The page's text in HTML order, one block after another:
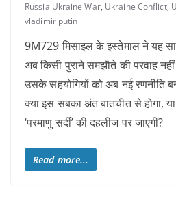
Russia Ukraine War, Ukraine Conflict,
vladimir putin
9M729 मिसाइल के इस्तेमाल ने यह
अब किसी पुराने समझौते की परवाह
उसके सहयोगियों को अब नई रणनीति
क्या इस सबका अंत बातचीत से होगा,
‘परमाणु सर्दी’ की दहलीज पर जाएगी?
Read more...